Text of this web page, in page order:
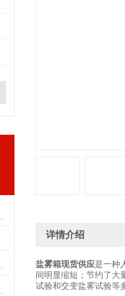
详情介绍
盐雾箱现货供应是一种
间明显缩短；节约了大
试验和交变盐雾试验等